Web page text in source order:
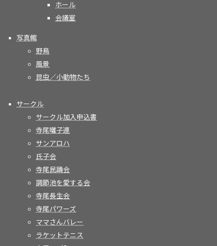
ホール
会議室
写真館
野鳥
風景
昆虫／小動物たち
サークル
サークル加入申込書
寺尾囃子連
サンアロハ
氏子会
寺尾民踊会
調節池を愛する会
寺尾長生会
寺尾パワーズ
ママさんバレー
ラケットテニス